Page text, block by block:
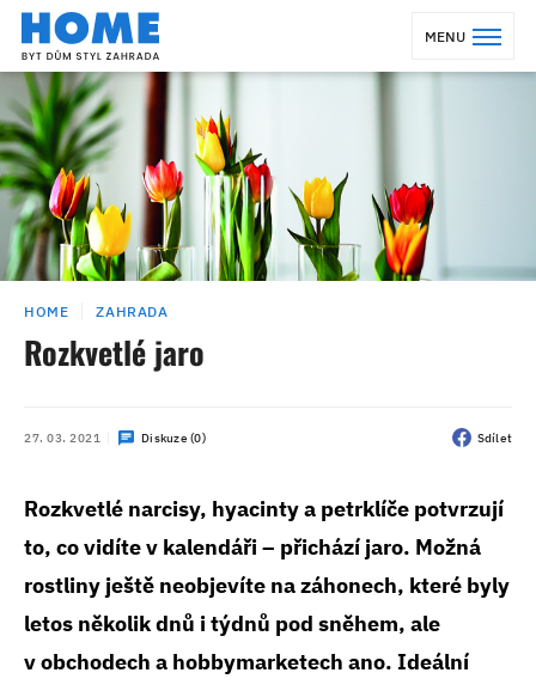
MENU
HOME ZAHRADA
Rozkvetlé jaro
27. 03. 2021 Diskuze (0) Sdílet
Rozkvetlé narcisy, hyacinty a petrklíče potvrzují
to, co vidíte v kalendáři – přichází jaro. Možná
rostliny ještě neobjevíte na záhonech, které byly
letos několik dnů i týdnů pod sněhem, ale
v obchodech a hobbymarketech ano. Ideální